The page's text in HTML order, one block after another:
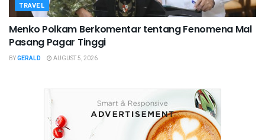
TRAVEL
Menko Polkam Berkomentar tentang Fenomena Mal
Pasang Pagar Tinggi
BYGERALD AUGUST 5, 2026